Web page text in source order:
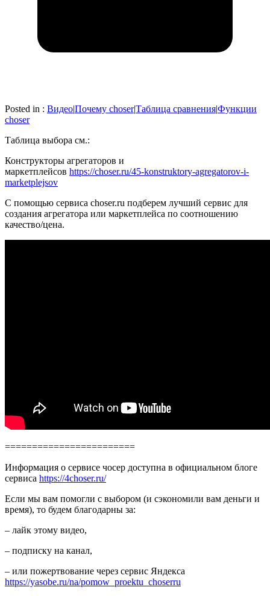
Posted in : Видео|Почему choser|Таблица сравнения|Функции
choser
Таблица выбора см.:
Конструкторы агрегаторов и
маркетплейсов https://choser.ru/45-konstruktory-agregatorov-i-
marketplejsov
С помощью сервиса choser.ru подберем лучший сервис для
создания агрегатора или маркетплейса по соотношению
качество/цена.
========================
Информация о сервисе чосер доступна в официальном блоге
сервиса https://4choser.ru/
Если мы вам помогли с выбором (и сэкономили вам деньги и
время), то будем благодарны за:
– лайк этому видео,
– подписку на канал,
– или пожертвование через сервис Яндекса
https://yasobe.ru/na/pomow_proektu_choserru